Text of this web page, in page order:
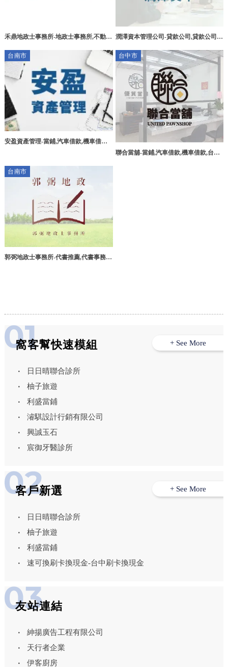
禾鼎地政士事務所-地政士事務所,不動產
北不動產買賣,台北不動產繼承,松山區地
政士事務所
潤澤資本管理公司-貸款公司,貸款公司推
台南市
安盈資產管理-當鋪,汽車借款,機車借款,
台中市
聯合當舖-當鋪,汽車借款,機車借款,台中
台南市
郭弼地政士事務所-代書推薦,代書事務
窩客幫快速模組
日日晴聯合診所
柚子旅遊
利盛當鋪
濬騏設計行銷有限公司
興誠玉石
宸御牙醫診所
+ See More
客戶新選
日日晴聯合診所
柚子旅遊
利盛當鋪
速可換刷卡換現金-台中刷卡換現金
+ See More
友站連結
紳揚廣告工程有限公司
天行者企業
伊客廚房